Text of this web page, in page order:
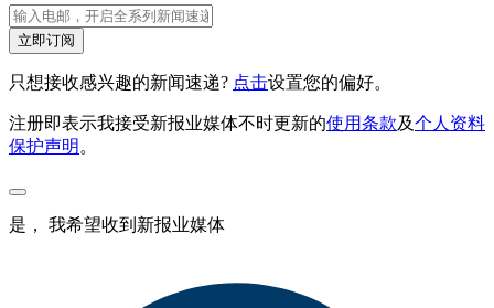
立即订阅
只想接收感兴趣的新闻速递? 点击设置您的偏好。
注册即表示我接受新报业媒体不时更新的使用条款及个人资料
保护声明 。
是， 我希望收到新报业媒体